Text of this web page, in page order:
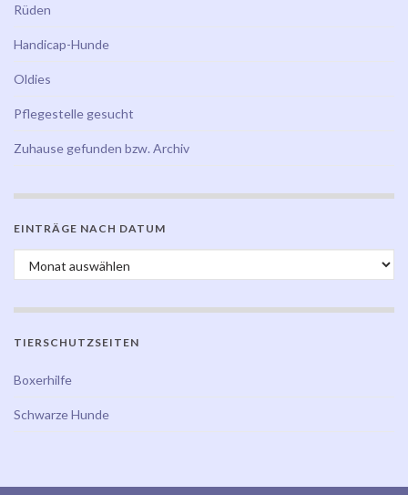
Rüden
Handicap-Hunde
Oldies
Pflegestelle gesucht
Zuhause gefunden bzw. Archiv
EINTRÄGE NACH DATUM
Einträge nach Datum
TIERSCHUTZSEITEN
Boxerhilfe
Schwarze Hunde